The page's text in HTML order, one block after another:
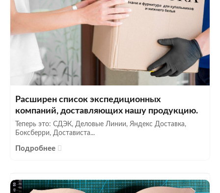
Расширен список экспедиционных
компаний, доставляющих нашу продукцию.
Теперь это: СДЭК, Деловые Линии, Яндекс Доставка,
Боксберри, Достависта...
Подробнее